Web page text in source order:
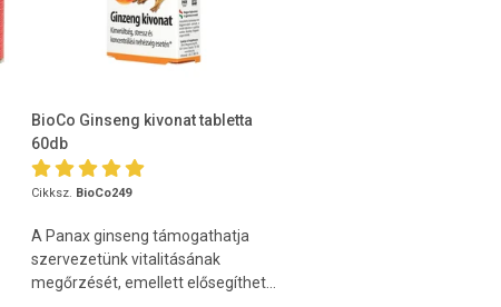
BioCo Ginseng kivonat tabletta
60db
Cikksz. BioCo249
A Panax ginseng támogathatja
szervezetünk vitalitásának
megőrzését, emellett elősegíthet...